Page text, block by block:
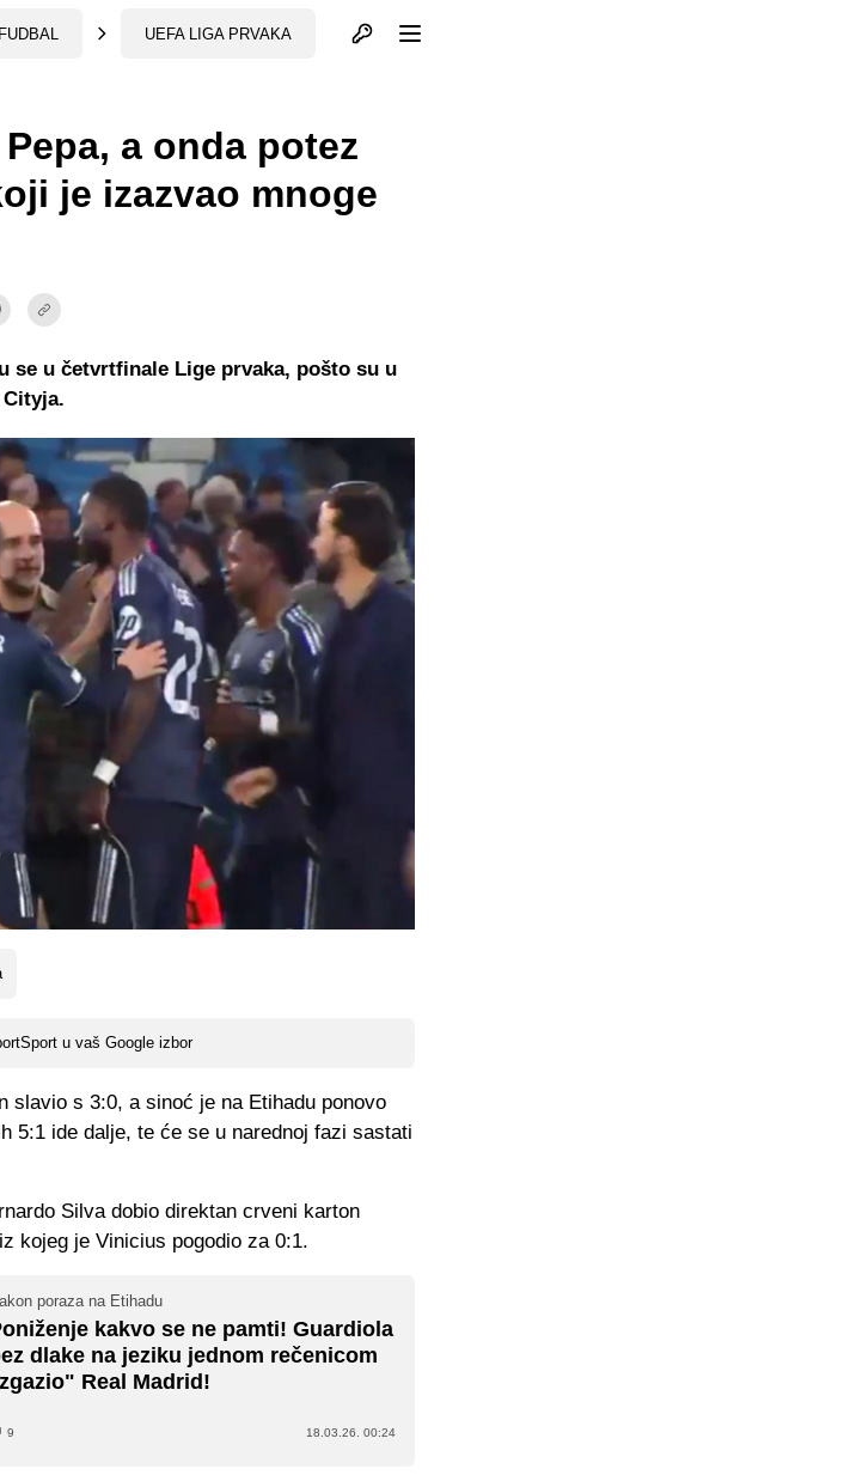
FUDBAL UEFA LIGA PRVAKA Otvori profil
a onda potez
je izazvao mnoge
u vaš Google izbor
se u četvrtfinale Lige prvaka, pošto su u
slavio s 3:0, a sinoć je na Etihadu ponovo
5:1 ide dalje, te će se u narednoj fazi sastati
Silva dobio direktan crveni karton
kojeg je Vinicius pogodio za 0:1.
poraza na Etihadu
kakvo se ne pamti! Guardiola
dlake na jeziku jednom rečenicom
Real Madrid!
9 18.03.26. 00:24